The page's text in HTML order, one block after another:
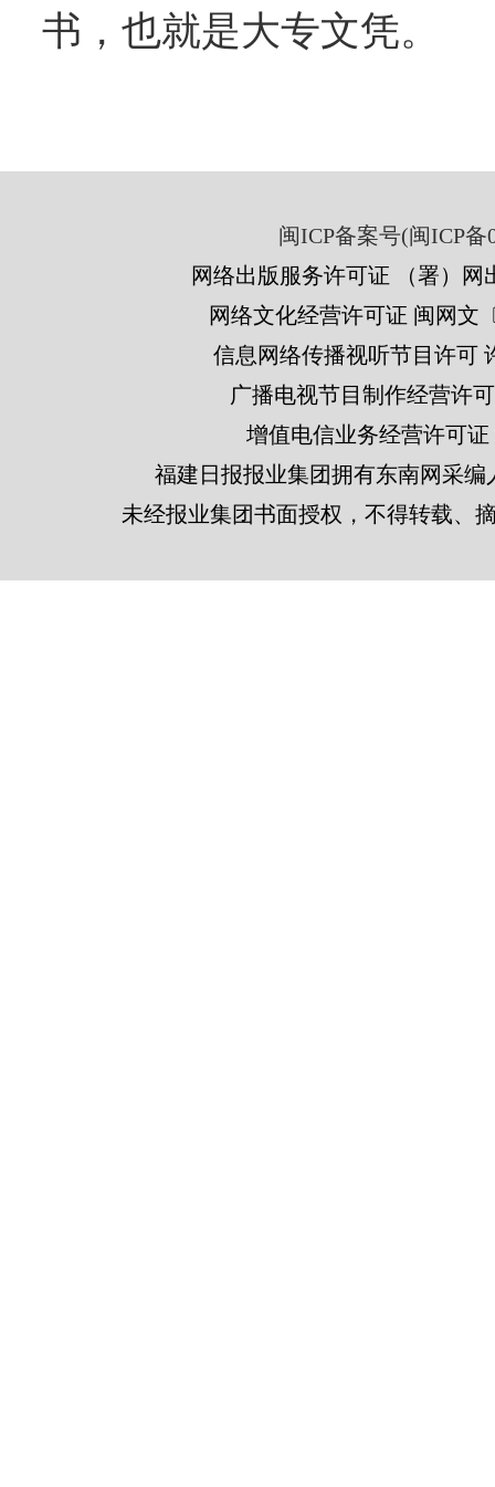
书，也就是大专文凭。
闽ICP备案号(闽ICP备
网络出版服务许可证 （署）网
网络文化经营许可证 闽网文
信息网络传播视听节目许可
广播电视节目制作经营许
增值电信业务经营许可证
福建日报报业集团拥有东南网采
未经报业集团书面授权，不得转载、